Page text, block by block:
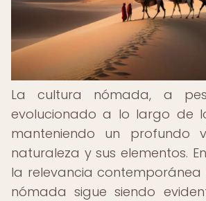
La cultura nómada, a
evolucionado a lo largo de
manteniendo un profundo
naturaleza y sus elementos.
la relevancia contemporánea
nómada sigue siendo